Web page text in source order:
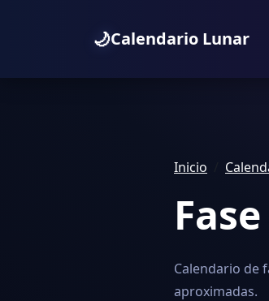
🌙Calendario Lunar
Inicio
Calendario de
aproximadas.